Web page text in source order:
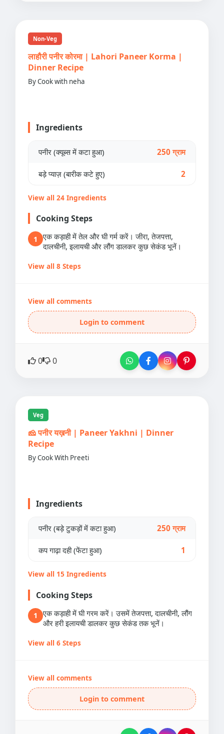
Non-Veg
लाहौरी पनीर कोरमा | Lahori Paneer Korma |
Dinner Recipe
By Cook with neha
Ingredients
पनीर (क्यूब्स में कटा हुआ) 250 ग्राम
बड़े प्याज़ (बारीक कटे हुए) 2
View all 24 Ingredients
Cooking Steps
1
एक कड़ाही में तेल और घी गर्म करें। जीरा, तेजपत्ता,
दालचीनी, इलायची और लौंग डालकर कुछ सेकंड भूनें।
View all 8 Steps
View all comments
Login to comment
0 0
Veg
🧀 पनीर यख़नी | Paneer Yakhni | Dinner
Recipe
By Cook With Preeti
Ingredients
पनीर (बड़े टुकड़ों में कटा हुआ) 250 ग्राम
कप गाढ़ा दही (फेंटा हुआ) 1
View all 15 Ingredients
Cooking Steps
1
एक कड़ाही में घी गरम करें। उसमें तेजपत्ता, दालचीनी, लौंग
और हरी इलायची डालकर कुछ सेकंड तक भूनें।
View all 6 Steps
View all comments
Login to comment